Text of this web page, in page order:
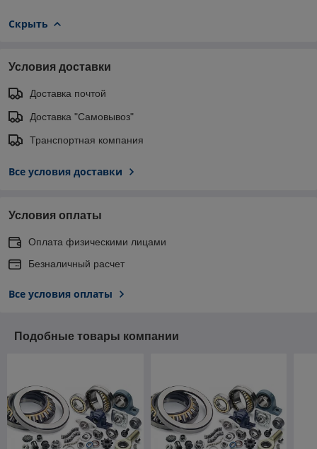
Скрыть
Условия доставки
Доставка почтой
Доставка "Самовывоз"
Транспортная компания
Все условия доставки
Условия оплаты
Оплата физическими лицами
Безналичный расчет
Все условия оплаты
Подобные товары компании